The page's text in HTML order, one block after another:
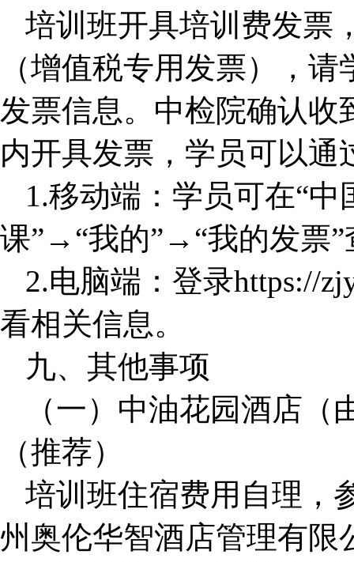
培训班开具培训费发票
（增值税专用发票），
发票信息。中检院确认收
内开具发票，学员可以
1.移动端：学员可在“
课”→“我的”→“我的发票”
2.电脑端：登录https://
看相关信息。
九、其他事项
（一）中油花园酒店
（推荐）
培训班住宿费用自理，
州奥伦华智酒店管理有限